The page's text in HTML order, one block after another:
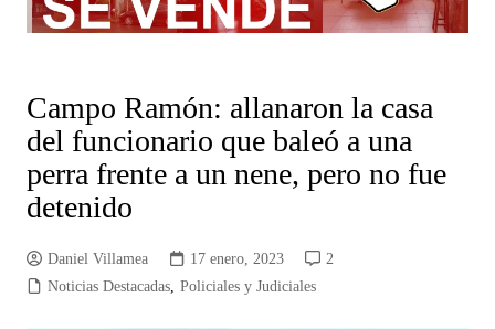
Campo Ramón: allanaron la casa
del funcionario que baleó a una
perra frente a un nene, pero no fue
detenido
Daniel Villamea 17 enero, 2023
2
Noticias Destacadas, Policiales y Judiciales